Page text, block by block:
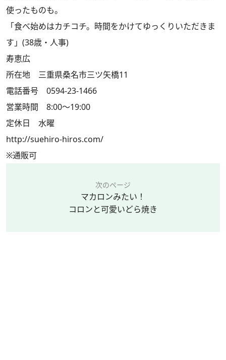
使ったものも。
「食べ始めはカチコチ。時間をかけてゆっくりいただきま
す」(38歳・人事)
寿恵広
所在地 三重県桑名市三ツ矢橋11
電話番号 0594-23-1466
営業時間 8:00～19:00
定休日 水曜
http://suehiro-hiros.com/
※通販可
次のページ
マカロンみたい！
コロンと可愛いどら焼き